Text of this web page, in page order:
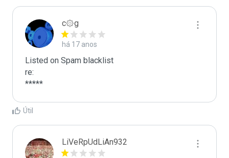
c۞g
há 17 anos
Listed on Spam blacklist
re:
*****
Útil
LiVeRpUdLiAn932